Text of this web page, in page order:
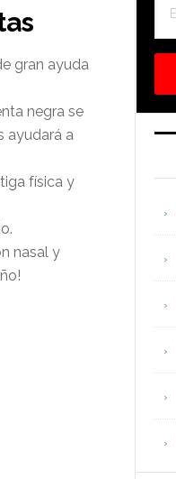
gran ayuda
negra se
ayudará a
física y
nasal y